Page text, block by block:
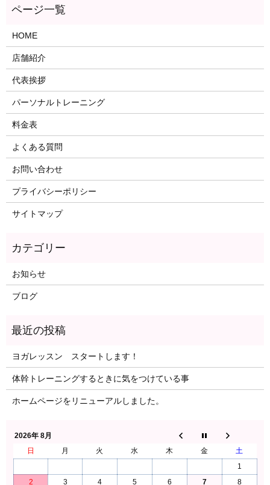
HOME
店舗紹介
代表挨拶
パーソナルトレーニング
料金表
よくある質問
お問い合わせ
プライバシーポリシー
サイトマップ
お知らせ
ブログ
ヨガレッスン スタートします！
体幹トレーニングするときに気をつけている事
ホームページをリニューアルしました。
2026年 8月
日
月 火 水 木 金
土
1
2
3 4 5 6 7 8